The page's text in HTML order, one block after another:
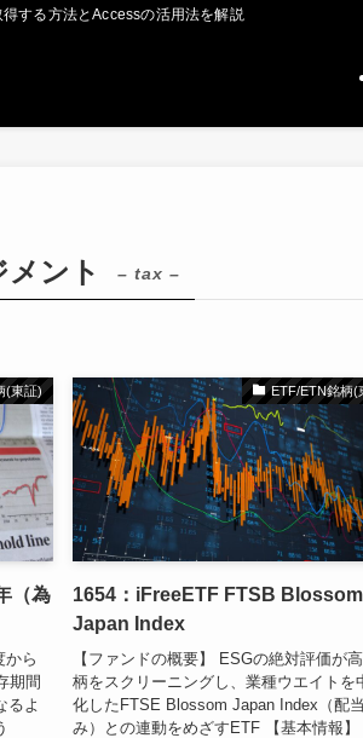
する方法とAccessの活用法を解説
ント – tax –
(東証)
（為
から
期間
るよ
ETF/ETN銘柄(
1654：iFreeETF FTSB Blossom
Japan Index
【ファンドの概要】 ESGの絶対評価が
柄をスクリーニングし、業種ウエイトを
化したFTSE Blossom Japan Index（配
み）との連動をめざすETF 【基本情報